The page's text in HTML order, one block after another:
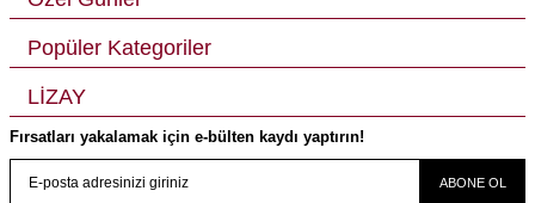
Popüler Kategoriler
LİZAY
Fırsatları yakalamak için e-bülten kaydı yaptırın!
ABONE OL